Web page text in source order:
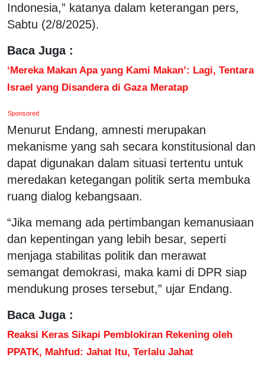
Indonesia,” katanya dalam keterangan pers,
Sabtu (2/8/2025).
Baca Juga :
‘Mereka Makan Apa yang Kami Makan’: Lagi, Tentara
Israel yang Disandera di Gaza Meratap
Sponsored
Menurut Endang, amnesti merupakan
mekanisme yang sah secara konstitusional dan
dapat digunakan dalam situasi tertentu untuk
meredakan ketegangan politik serta membuka
ruang dialog kebangsaan.
“Jika memang ada pertimbangan kemanusiaan
dan kepentingan yang lebih besar, seperti
menjaga stabilitas politik dan merawat
semangat demokrasi, maka kami di DPR siap
mendukung proses tersebut,” ujar Endang.
Baca Juga :
Reaksi Keras Sikapi Pemblokiran Rekening oleh
PPATK, Mahfud: Jahat Itu, Terlalu Jahat